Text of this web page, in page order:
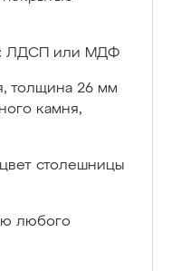
ЛДСП или МДФ
толщина 26 мм
камня,
столешницы
любого